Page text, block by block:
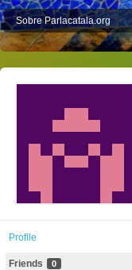
Sobre Parlacatala.org
Profile
Friends 0